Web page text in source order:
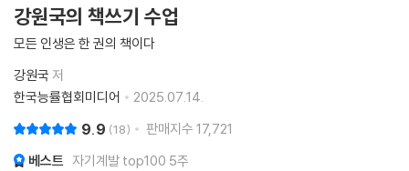
강원국의 책쓰기 수업
모든 인생은 한 권의 책이다
강원국 저
한국능률협회미디어
2025.07.14.
9.9 18 판매지수 17,721
베스트 자기계발 top100 5주